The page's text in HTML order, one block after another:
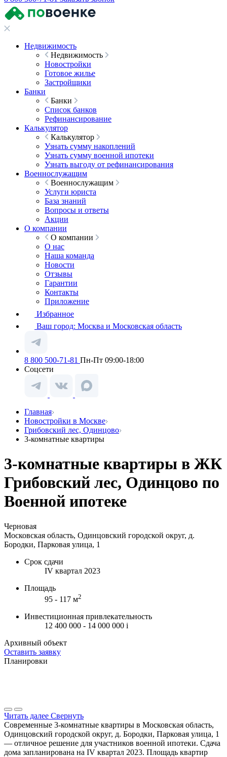
Недвижимость
Недвижимость
Новостройки
Готовое жилье
Застройщики
Банки
Банки
Список банков
Рефинансирование
Калькулятор
Калькулятор
Узнать сумму накоплений
Узнать сумму военной ипотеки
Узнать выгоду от рефинансирования
Военнослужащим
Военнослужащим
Услуги юриста
База знаний
Вопросы и ответы
Акции
О компании
О компании
О нас
Наша команда
Новости
Отзывы
Гарантии
Контакты
Приложение
Избранное
Ваш город: Москва и Московская область
8 800 500-71-81 Пн-Пт 09:00-18:00
Соцсети
Главная
Новостройки в Москве
Грибовский лес, Одинцово
3-комнатные квартиры
3-комнатные квартиры в ЖК
Грибовский лес, Одинцово по
Военной ипотеке
Черновая
Московская область, Одинцовский городской округ, д.
Бородки, Парковая улица, 1
Срок сдачи
IV квартал 2023
Площадь
95 - 117 м2
Инвестиционная привлекательность
12 400 000 - 14 000 000 i
Архивный объект
Оставить заявку
Планировки
Читать далее Свернуть
Современные 3-комнатные квартиры в Московская область,
Одинцовский городской округ, д. Бородки, Парковая улица, 1
— отличное решение для участников военной ипотеки. Сдача
дома запланирована на IV квартал 2023. Площадь квартир